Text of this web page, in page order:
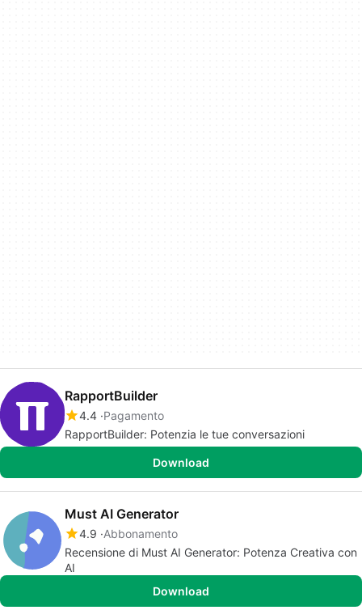
RapportBuilder
4.4 Pagamento
RapportBuilder: Potenzia le tue conversazioni
Download
Must AI Generator
4.9 Abbonamento
Recensione di Must AI Generator: Potenza Creativa con
AI
Download